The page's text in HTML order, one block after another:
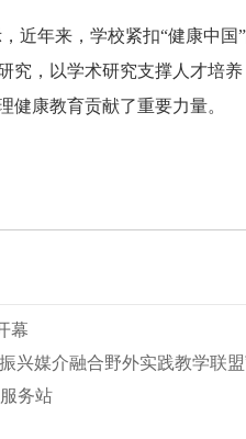
近年来，学校紧扣“健康中国
究，以学术研究支撑人才培
健康教育贡献了重要力量。
幕
媒介融合野外实践教学联盟
务站